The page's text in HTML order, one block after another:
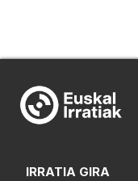
IRRATIA GIRA